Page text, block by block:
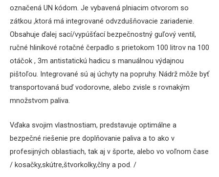
označená UN kódom. Je vybavená plniacim otvorom so
zátkou ,ktorá má integrované odvzdušňovacie zariadenie.
Obsahuje ďalej sací/vypúšťací bezpečnostný guľový ventil,
ručné hliníkové rotačné čerpadlo s prietokom 100 litrov na 100
otáčok , 3m antistatickú hadicu s manuálnou výdajnou
pištoľou. Integrované sú aj úchyty na popruhy. Nádrž môže byť
transportovaná buď vodorovne, alebo zvisle s rovnakým
množstvom paliva.
Vďaka svojim vlastnostiam, predstavuje optimálne a
bezpečné riešenie pre doplňovanie paliva a to ako v
profesijných oblastiach, tak aj v športe, alebo vo voľnom čase
/ kosačky,skútre,štvorkolky,člny a pod. /